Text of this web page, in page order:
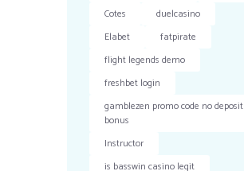
Cotes
duelcasino
Elabet
fatpirate
flight legends demo
freshbet login
gamblezen promo code no deposit
bonus
Instructor
is basswin casino legit